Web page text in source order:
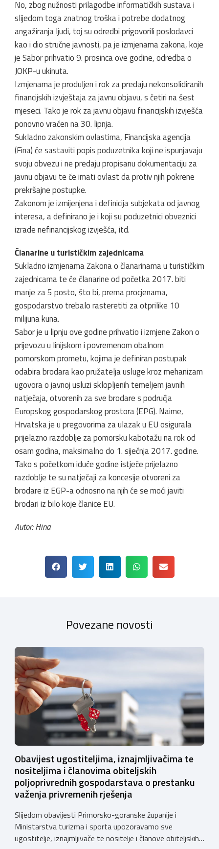
No, zbog nužnosti prilagodbe informatičkih sustava i
slijedom toga znatnog troška i potrebe dodatnog
angažiranja ljudi, toj su odredbi prigovorili poslodavci
kao i dio stručne javnosti, pa je izmjenama zakona, koje
je Sabor prihvatio 9. prosinca ove godine, odredba o
JOKP-u ukinuta.
Izmjenama je produljen i rok za predaju nekonsolidiranih
financijskih izvještaja za javnu objavu, s četiri na šest
mjeseci. Tako je rok za javnu objavu financijskih izvješća
ponovno vraćen na 30. lipnja.
Sukladno zakonskim ovlastima, Financijska agencija
(Fina) će sastaviti popis poduzetnika koji ne ispunjavaju
svoju obvezu i ne predaju propisanu dokumentaciju za
javnu objavu te će imati ovlast da protiv njih pokrene
prekršajne postupke.
Zakonom je izmijenjena i definicija subjekata od javnog
interesa, a definirano je i koji su poduzetnici obveznici
izrade nefinancijskog izvješća, itd.
Članarine u turističkim zajednicama
Sukladno izmjenama Zakona o članarinama u turističkim
zajednicama te će članarine od početka 2017. biti
manje za 5 posto, što bi, prema procjenama,
gospodarstvo trebalo rasteretiti za otprilike 10
milijuna kuna.
Sabor je u lipnju ove godine prihvatio i izmjene Zakon o
prijevozu u linijskom i povremenom obalnom
pomorskom prometu, kojima je definiran postupak
odabira brodara kao pružatelja usluge kroz mehanizam
ugovora o javnoj usluzi sklopljenih temeljem javnih
natječaja, otvorenih za sve brodare s područja
Europskog gospodarskog prostora (EPG). Naime,
Hrvatska je u pregovorima za ulazak u EU osigurala
prijelazno razdoblje za pomorsku kabotažu na rok od
osam godina, maksimalno do 1. siječnja 2017. godine.
Tako s početkom iduće godine istječe prijelazno
razdoblje te su natječaji za koncesije otvoreni za
brodare iz EGP-a odnosno na njih će se moći javiti
brodari iz bilo koje članice EU.
Autor: Hina
Povezane novosti
Obavijest ugostiteljima, iznajmljivačima te
nositeljima i članovima obiteljskih
poljoprivrednih gospodarstava o prestanku
važenja privremenih rješenja
Slijedom obavijesti Primorsko-goranske županije i
Ministarstva turizma i sporta upozoravamo sve
ugostitelje, iznajmljivače te nositelje i članove obiteljskih